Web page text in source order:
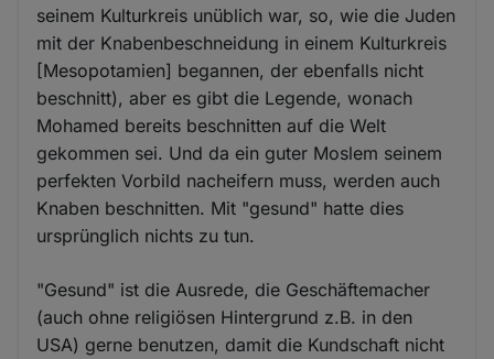
seinem Kulturkreis unüblich war, so, wie die Juden
mit der Knabenbeschneidung in einem Kulturkreis
[Mesopotamien] begannen, der ebenfalls nicht
beschnitt), aber es gibt die Legende, wonach
Mohamed bereits beschnitten auf die Welt
gekommen sei. Und da ein guter Moslem seinem
perfekten Vorbild nacheifern muss, werden auch
Knaben beschnitten. Mit "gesund" hatte dies
ursprünglich nichts zu tun.
"Gesund" ist die Ausrede, die Geschäftemacher
(auch ohne religiösen Hintergrund z.B. in den
USA) gerne benutzen, damit die Kundschaft nicht